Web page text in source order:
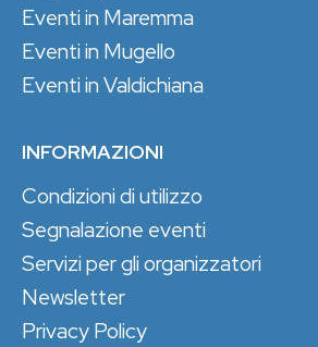
Eventi in Maremma
Eventi in Mugello
Eventi in Valdichiana
INFORMAZIONI
Condizioni di utilizzo
Segnalazione eventi
Servizi per gli organizzatori
Newsletter
Privacy Policy